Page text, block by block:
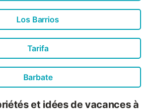
Los Barrios
Tarifa
Barbate
et idées de vacances à